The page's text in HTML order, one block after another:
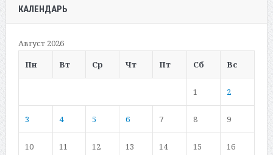
КАЛЕНДАРЬ
Август 2026
Пн
Вт Ср Чт Пт Сб Вс
1 2
3 4 5 6 7 8 9
10 11 12 13 14 15 16